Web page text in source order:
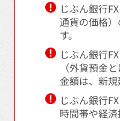
じぶん銀行
通貨の価格
す。
じぶん銀行
（外貨預金
金額は、新規
じぶん銀行
時間帯や経